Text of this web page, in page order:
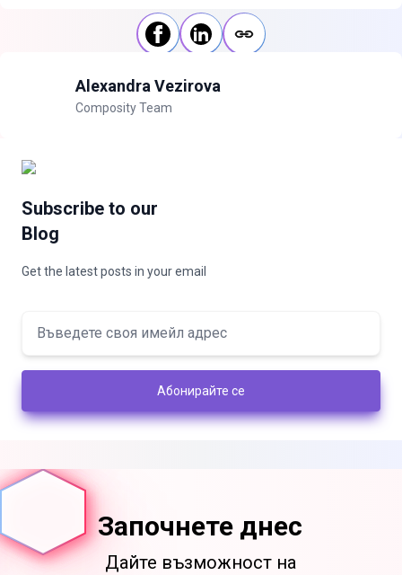
Alexandra Vezirova
Composity Team
Subscribe to our
Blog
Get the latest posts in your email
Абонирайте се
Започнете днес
Дайте възможност на